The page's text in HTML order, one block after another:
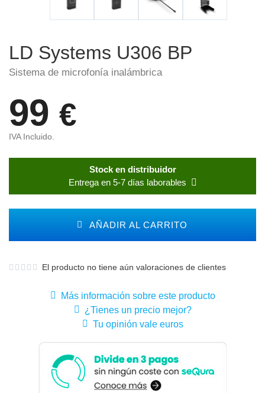
LD Systems U306 BP
Sistema de microfonía inalámbrica
99 €
IVA Incluido.
Stock en distribuidor
Entrega en 5-7 días laborables
AÑADIR AL CARRITO
El producto no tiene aún valoraciones de clientes
Más información sobre este producto
¿Tienes un precio mejor?
Tu opinión vale euros